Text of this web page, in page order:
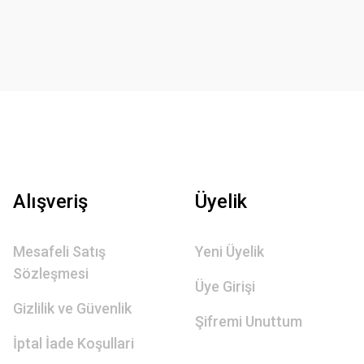
Alışveriş
Mesafeli Satış
Sözleşmesi
Gizlilik ve Güvenlik
İptal İade Koşullari
Üyelik
Yeni Üyelik
Üye Girişi
Şifremi Unuttum